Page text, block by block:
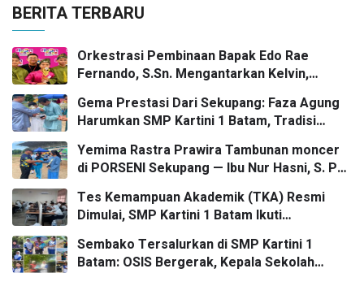
BERITA TERBARU
Orkestrasi Pembinaan Bapak Edo Rae
Fernando, S.Sn. Mengantarkan Kelvin,
Kartini 1 Batam—Kembali Menorehkan Juara
II FLS3N dalam Panggung Kompetisi
Bergengsi
Gema Prestasi Dari Sekupang: Faza Agung
Harumkan SMP Kartini 1 Batam, Tradisi
Yemima Rastra Prawira Tambunan moncer
di PORSENI Sekupang — Ibu Nur Hasni, S. Pd
prestasi emas yang menggema
Tes Kemampuan Akademik (TKA) Resmi
Dimulai, SMP Kartini 1 Batam Ikuti
Sembako Tersalurkan di SMP Kartini 1
Batam: OSIS Bergerak, Kepala Sekolah